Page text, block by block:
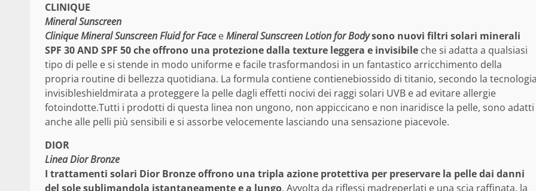
CLINIQUE
Mineral Sunscreen
Clinique Mineral Sunscreen Fluid for Face eMineral Sunscreen Lotion for Bodysono nuovi filtri solari minerali
SPF 30 AND SPF 50 che offrono una protezione dalla texture leggera e invisibile che si adatta a qualsiasi
tipo di pelle e si stende in modo uniforme e facile trasformandosi in un fantastico arricchimento della
propria routine di bellezza quotidiana. La formula contiene contienebiossido di titanio, secondo la
invisibleshieldmirata a proteggere la pelle dagli effetti nocivi dei raggi solari UVB e ad evitare allergie
fotoindotte.Tutti i prodotti di questa linea non ungono, non appiccicano e non inaridisce la pelle, sono adatti
anche alle pelli più sensibili e si assorbe velocemente lasciando una sensazione piacevole.
DIOR
Linea Dior Bronze
I trattamenti solari Dior Bronze offrono una tripla azione protettiva per preservare la pelle dai danni
del sole sublimandola istantaneamente e a lungo. Avvolta da riflessi madreperlati e una scia raffinata, la